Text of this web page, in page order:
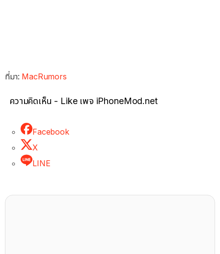
ที่มา: MacRumors
ความคิดเห็น - Like เพจ iPhoneMod.net
Facebook
X
LINE